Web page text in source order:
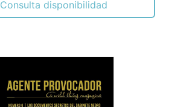
Consulta disponibilidad